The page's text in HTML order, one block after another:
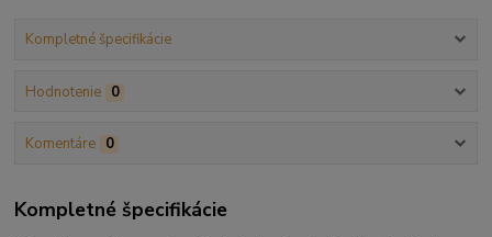
Kompletné špecifikácie
Hodnotenie 0
Komentáre 0
Kompletné špecifikácie